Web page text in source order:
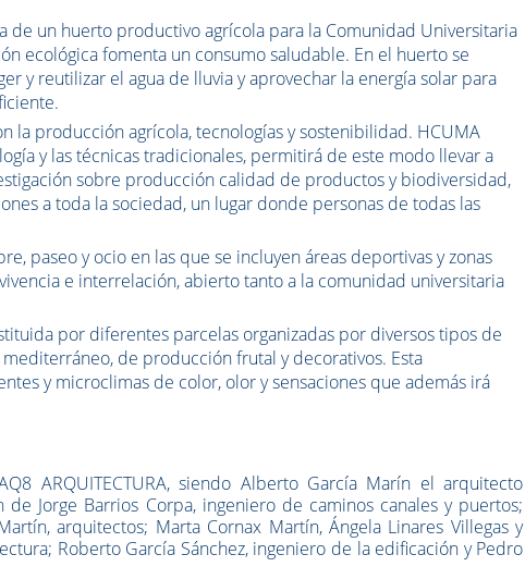
de un huerto productivo agrícola para la Comunidad Universitaria
ecológica fomenta un consumo saludable. En el huerto se
y reutilizar el agua de lluvia y aprovechar la energía solar para
la producción agrícola, tecnologías y sostenibilidad. HCUMA
y las técnicas tradicionales, permitirá de este modo llevar a
sobre producción calidad de productos y biodiversidad,
a toda la sociedad, un lugar donde personas de todas las
paseo y ocio en las que se incluyen áreas deportivas y zonas
e interrelación, abierto tanto a la comunidad universitaria
por diferentes parcelas organizadas por diversos tipos de
de producción frutal y decorativos. Esta
y microclimas de color, olor y sensaciones que además irá
ARQUITECTURA, siendo Alberto García Marín el arquitecto
Jorge Barrios Corpa, ingeniero de caminos canales y puertos;
arquitectos; Marta Cornax Martín, Ángela Linares Villegas y
Roberto García Sánchez, ingeniero de la edificación y Pedro